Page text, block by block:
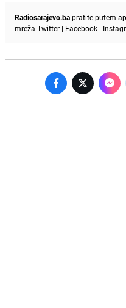
Radiosarajevo.bapratite putem
mreža Twitter | Facebook |